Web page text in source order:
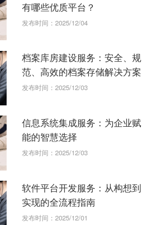
有哪些优质平台？
发布时间：2025/12/04
档案库房建设服务：安全、规
范、高效的档案存储解决方案
发布时间：2025/12/03
信息系统集成服务：为企业赋
能的智慧选择
发布时间：2025/12/03
软件平台开发服务：从构想到
实现的全流程指南
发布时间：2025/12/01